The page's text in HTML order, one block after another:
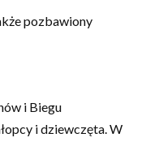
pozbawiony
i Biegu
i dziewczęta. W